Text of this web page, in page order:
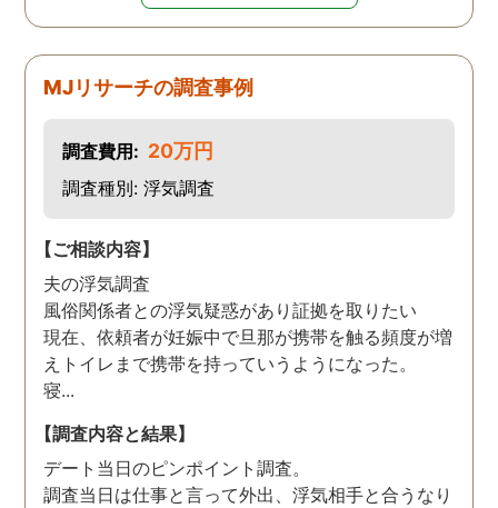
MJリサーチの調査事例
調査費用: 20万円
調査種別: 浮気調査
【ご相談内容】
夫の浮気調査
風俗関係者との浮気疑惑があり証拠を取りたい
現在、依頼者が妊娠中で旦那が携帯を触る頻度が増
えトイレまで携帯を持っていうようになった。
寝...
【調査内容と結果】
デート当日のピンポイント調査。
調査当日は仕事と言って外出、浮気相手と合うなり